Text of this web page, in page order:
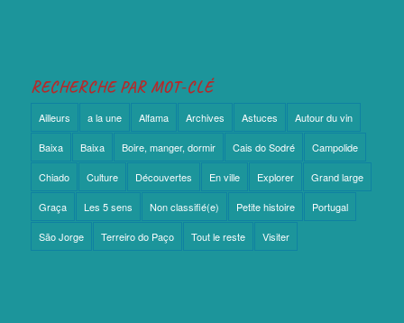
RECHERCHE PAR MOT-CLÉ
Ailleurs a la une Alfama Archives Astuces Autour du vin
Baixa Baixa Boire, manger, dormir Cais do Sodré Campolide
Chiado Culture Découvertes En ville Explorer Grand large
Graça Les 5 sens Non classifié(e) Petite histoire Portugal
São Jorge Terreiro do Paço Tout le reste Visiter